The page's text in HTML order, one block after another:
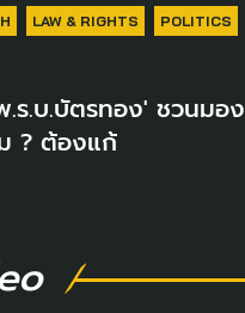
LAW & RIGHTS POLITICS
ร.บ.บัตรทอง' ชวนมอง
? ต้องแก้